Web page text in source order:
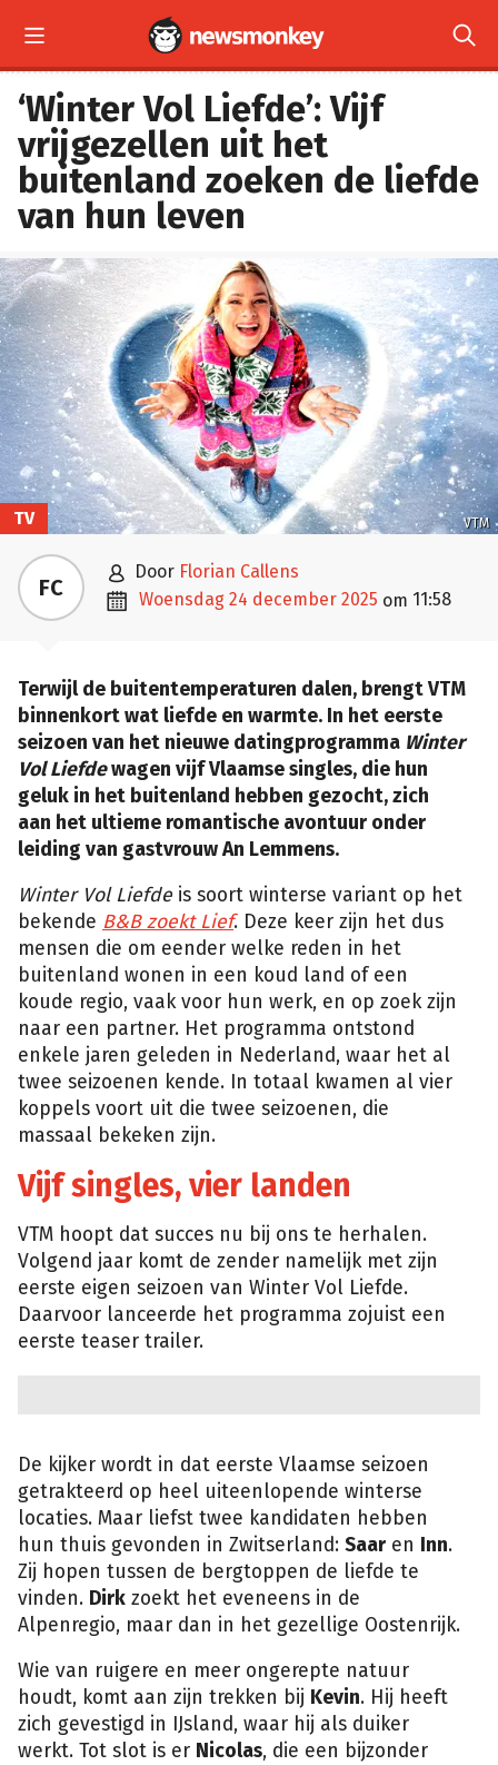
 
‘Winter Vol Liefde’: Vijf
vrijgezellen uit het
buitenland zoeken de liefde
van hun leven
VTM
TV
FC  door Florian Callens
 woensdag 24 december 2025 om 11:58
Terwijl de buitentemperaturen dalen, brengt VTM
binnenkort wat liefde en warmte. In het eerste
seizoen van het nieuwe datingprogramma Winter
Vol Liefdewagen vijf Vlaamse singles, die hun
geluk in het buitenland hebben gezocht, zich
aan het ultieme romantische avontuur onder
leiding van gastvrouw An Lemmens.
Winter Vol Liefdeis soort winterse variant op het
bekende B&B zoekt Lief. Deze keer zijn het dus
mensen die om eender welke reden in het
buitenland wonen in een koud land of een
koude regio, vaak voor hun werk, en op zoek zijn
naar een partner. Het programma ontstond
enkele jaren geleden in Nederland, waar het al
twee seizoenen kende. In totaal kwamen al vier
koppels voort uit die twee seizoenen, die
massaal bekeken zijn.
Vijf singles, vier landen
VTM hoopt dat succes nu bij ons te herhalen.
Volgend jaar komt de zender namelijk met zijn
eerste eigen seizoen van Winter Vol Liefde.
Daarvoor lanceerde het programma zojuist een
eerste teaser trailer.
De kijker wordt in dat eerste Vlaamse seizoen
getrakteerd op heel uiteenlopende winterse
locaties. Maar liefst twee kandidaten hebben
hun thuis gevonden in Zwitserland: Saar en Inn.
Zij hopen tussen de bergtoppen de liefde te
vinden. Dirk zoekt het eveneens in de
Alpenregio, maar dan in het gezellige Oostenrijk.
Wie van ruigere en meer ongerepte natuur
houdt, komt aan zijn trekken bij Kevin. Hij heeft
zich gevestigd in IJsland, waar hij als duiker
werkt. Tot slot is er Nicolas, die een bijzonder